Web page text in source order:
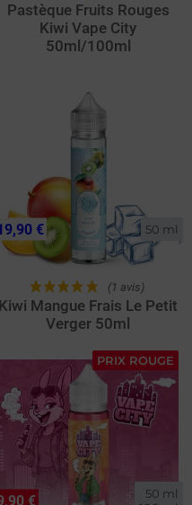
Pastèque Fruits Rouges
Kiwi Vape City
50ml/100ml
50 ml
(1 avis)
Kiwi Mangue Frais Le Petit
Verger 50ml
€
PRIX ROUGE
50 ml
€